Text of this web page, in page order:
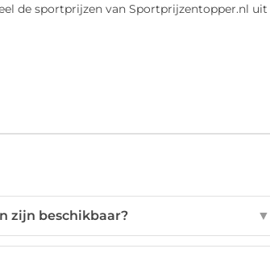
de sportprijzen van Sportprijzentopper.nl uit
zijn beschikbaar? ▼